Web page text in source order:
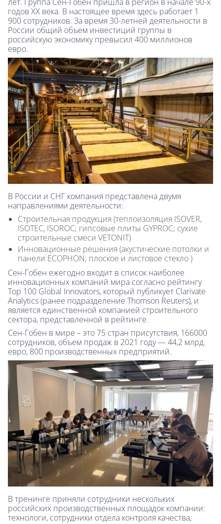
годов XX века. В настоящее время здесь работает 1
900 сотрудников. За время 30-летней деятельности в
России общий объем инвестиций группы в
российскую экономику превысил 400 миллионов
евро.
В России и СНГ компания представлена двумя
направлениями деятельности:
Строительная продукция (теплоизоляция ISOVER,
ISOTEC, ISOROC; гипсовые плиты GYPROC; сухие
строительные смеси VETONIT)
Инновационные решения (акустические потолки и
панели ECOPHON; плоское и листовое стекло )
Сен-Гобен ежегодно входит в список наиболее
инновационных компаний мира согласно рейтингу
Top 100 Global Innovators, который публикует Clarivate
Analytics (ранее подразделение Thomson Reuters), и
является единственной компанией строительного
сектора, представленной в рейтинге.
Сен-Гобен в мире – это 75 стран присутствия, 166000
сотрудников, объем продаж в 2021 году — 44,2 млрд.
евро, 800 производственных предприятий.
В тренинге приняли сотрудники нескольких
российских производственных площадок компании:
технологи, сотрудники отдела контроля качества,